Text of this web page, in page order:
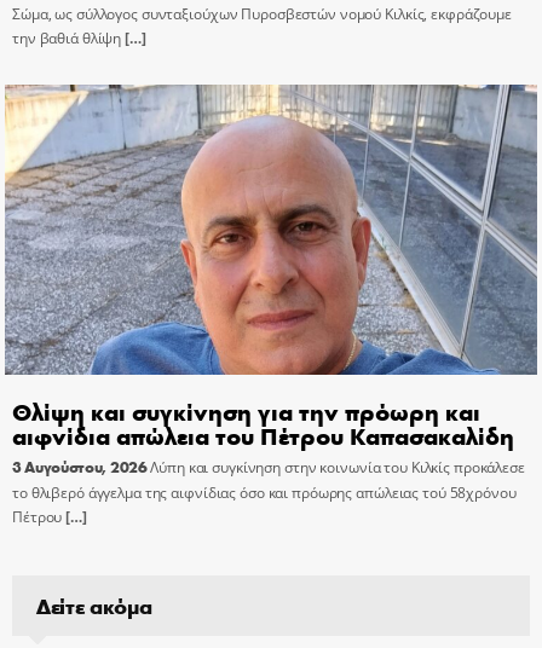
Σώμα, ως σύλλογος συνταξιούχων Πυροσβεστών νομού Κιλκίς, εκφράζουμε
την βαθιά θλίψη[…]
Θλίψη και συγκίνηση για την πρόωρη και
αιφνίδια απώλεια του Πέτρου Καπασακαλίδη
3 Αυγούστου, 2026Λύπη και συγκίνηση στην κοινωνία του Κιλκίς προκάλεσε
το θλιβερό άγγελμα της αιφνίδιας όσο και πρόωρης απώλειας τού 58χρόνου
Πέτρου[…]
Δείτε ακόμα